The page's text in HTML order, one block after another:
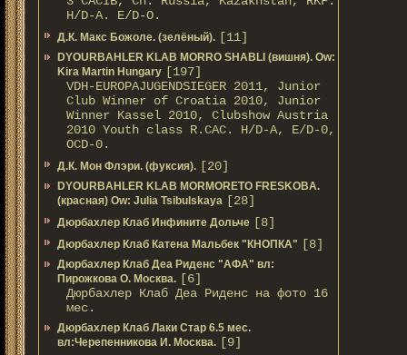
Н/D-A. E/D-O.
Д.К. Макс Божоле. (зелёный). [11]
DYOURBAHLER KLAB MORRO SHABLI (вишня). Ow:
Kira Martin Hungary [197]
VDH-EUROPAJUGENDSIEGER 2011, Junior
Club Winner of Croatia 2010, Junior
Winner Kassel 2010, Clubshow Austria
2010 Youth class R.CAC. Н/D-A, E/D-0,
OCD-0.
Д.К. Мон Флэри. (фуксия). [20]
DYOURBAHLER KLAB MORMORETO FRESKOBA.
(красная) Ow: Julia Tsibulskaya [28]
Дюрбахлер Клаб Инфините Дольче [8]
Дюрбахлер Клаб Катена Мальбек "КНОПКА" [8]
Дюрбахлер Клаб Деа Риденс "АФА" вл:
Пирожкова О. Москва. [6]
Дюрбахлер Клаб Деа Риденс на фото 16
мес.
Дюрбахлер Клаб Лаки Стар 6.5 мес.
вл:Черепенникова И. Москва. [9]